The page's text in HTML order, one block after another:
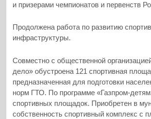
и призерами чемпионатов и первенств
Продолжена работа по развитию
инфраструктуры.
Совместно с общественной
дело» обустроена 121 спортивная
предназначенная для подготовки
норм ГТО. По программе «Газпром-
спортивных площадок. Приобретен в
собственность спортивный комплекс с